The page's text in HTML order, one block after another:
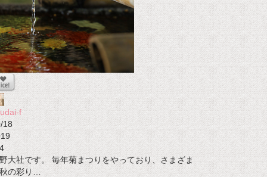
f
18
4
大社です。 毎年菊まつりをやっており、さまざま
の彩り…